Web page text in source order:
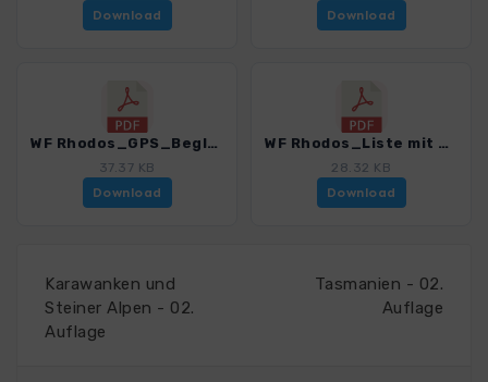
Download
Download
WF Rhodos_GPS_Begleitschreiben_Download_4485_2.pdf
37.37 KB
Download
WF Rhodos_Liste mit Ausgangspunkten für Download_4485_2.pdf
28.32 KB
Download
Karawanken und
Steiner Alpen - 02.
Auflage
Tasmanien - 02.
Auflage